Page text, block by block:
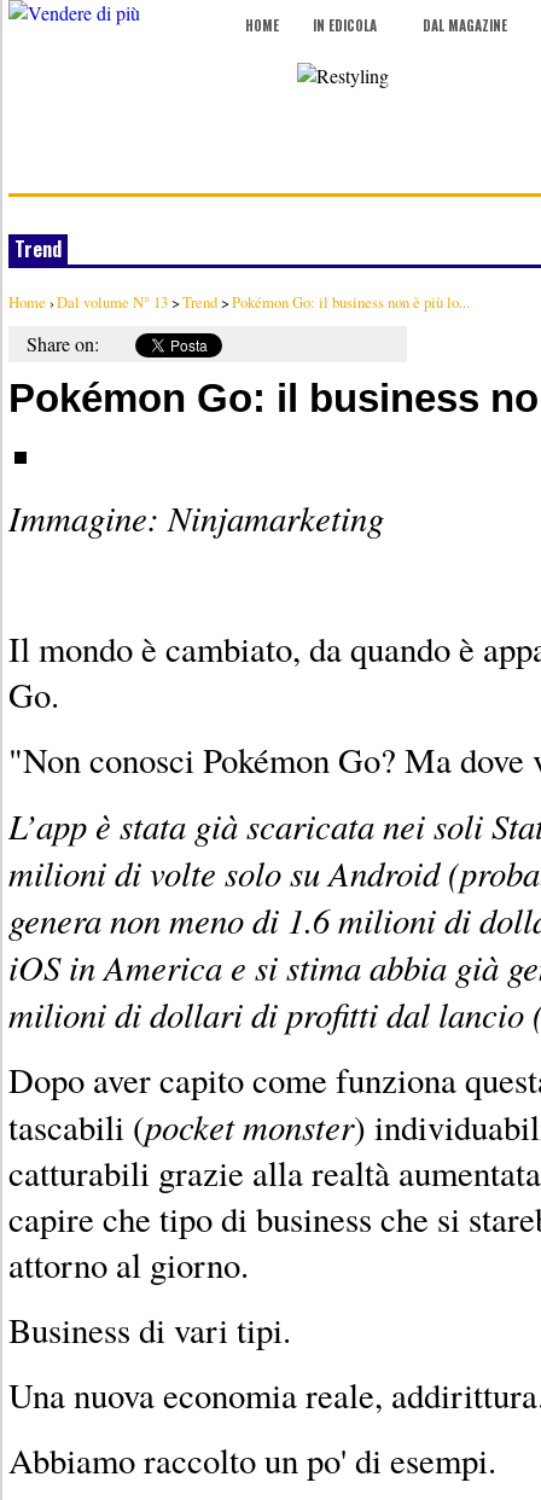
HOME IN EDICOLA DAL MAGAZINE
Trend
Home ›Dal volume N° 13>Trend>Pokémon Go: il business non è più lo...
Share on:
Pokémon Go: il business
Immagine: Ninjamarketing
Il mondo è cambiato, da quando è
Go.
"Non conosci Pokémon Go? Ma
L’app è stata già scaricata nei soli
milioni di volte solo su Android
genera non meno di 1.6 milioni di
iOS in America e si stima abbia già
milioni di dollari di profitti dal lancio
Dopo aver capito come funziona
tascabili (pocket monster)
catturabili grazie alla realtà
capire che tipo di business che si
attorno al giorno.
Business di vari tipi.
Una nuova economia reale,
Abbiamo raccolto un po' di esempi.